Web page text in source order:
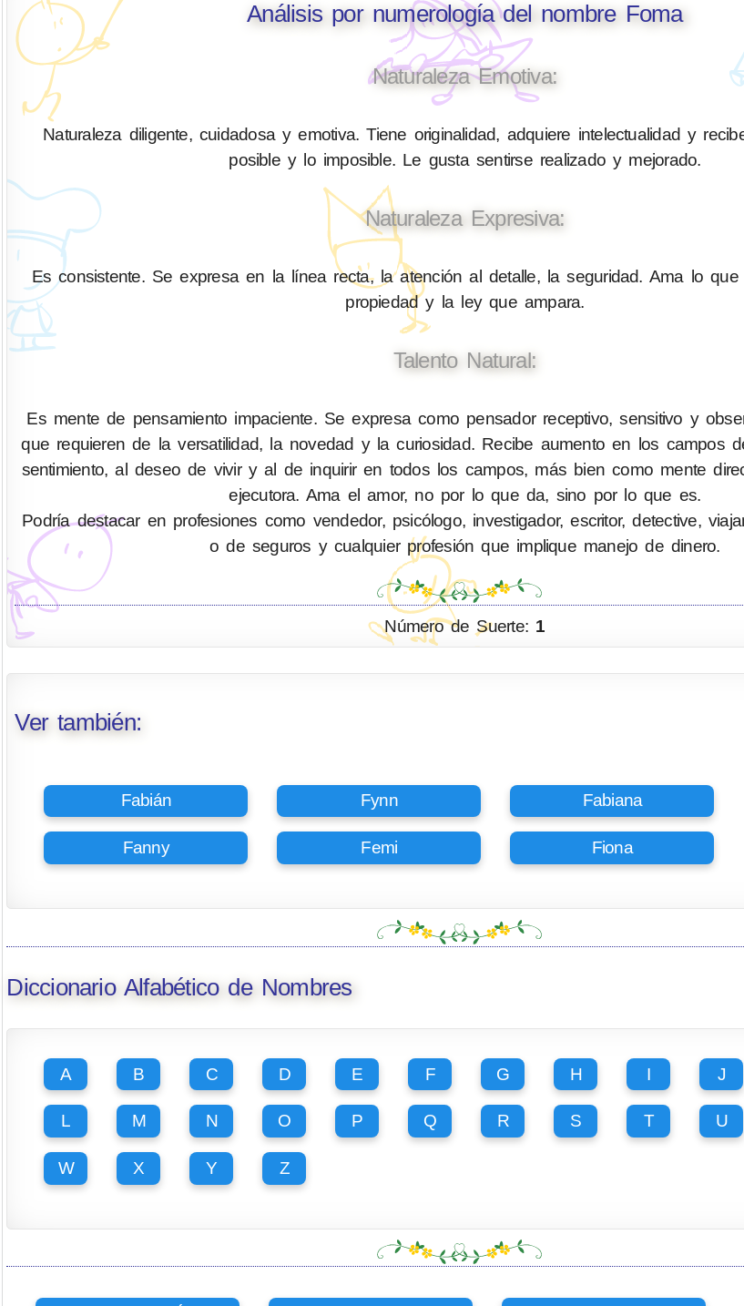
Análisis por numerología del nombre Foma
Naturaleza Emotiva:
Naturaleza diligente, cuidadosa y emotiva. Tiene originalidad, adquiere intelectualidad y
posible y lo imposible. Le gusta sentirse realizado y mejorado.
Naturaleza Expresiva:
Es consistente. Se expresa en la línea recta, la atención al detalle, la seguridad. Ama lo
propiedad y la ley que ampara.
Talento Natural:
Es mente de pensamiento impaciente. Se expresa como pensador receptivo, sensitivo y
que requieren de la versatilidad, la novedad y la curiosidad. Recibe aumento en los campos
sentimiento, al deseo de vivir y al de inquirir en todos los campos, más bien como mente
ejecutora. Ama el amor, no por lo que da, sino por lo que es.
Podría destacar en profesiones como vendedor, psicólogo, investigador, escritor, detective,
o de seguros y cualquier profesión que implique manejo de dinero.
Número de Suerte: 1
Ver también:
Fabián Fynn Fabiana
Fanny Femi Fiona
Diccionario Alfabético de Nombres
A B C D E F G H I J
L M N O P Q R S T U
W X Y Z